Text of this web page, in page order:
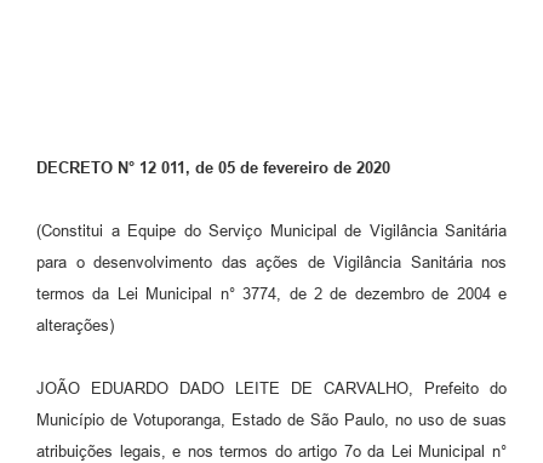
Perguntas Frequentes
Audiências Públicas
Emprega
DECRETO N° 12 011, de 05 de fevereiro de 2020
(Constitui a Equipe do Serviço Municipal de Vigilância Sanitária
para o desenvolvimento das ações de Vigilância Sanitária nos
termos da Lei Municipal n° 3774, de 2 de dezembro de 2004 e
alterações)
JOÃO EDUARDO DADO LEITE DE CARVALHO, Prefeito do
Município de Votuporanga, Estado de São Paulo, no uso de suas
atribuições legais, e nos termos do artigo 7o da Lei Municipal n°